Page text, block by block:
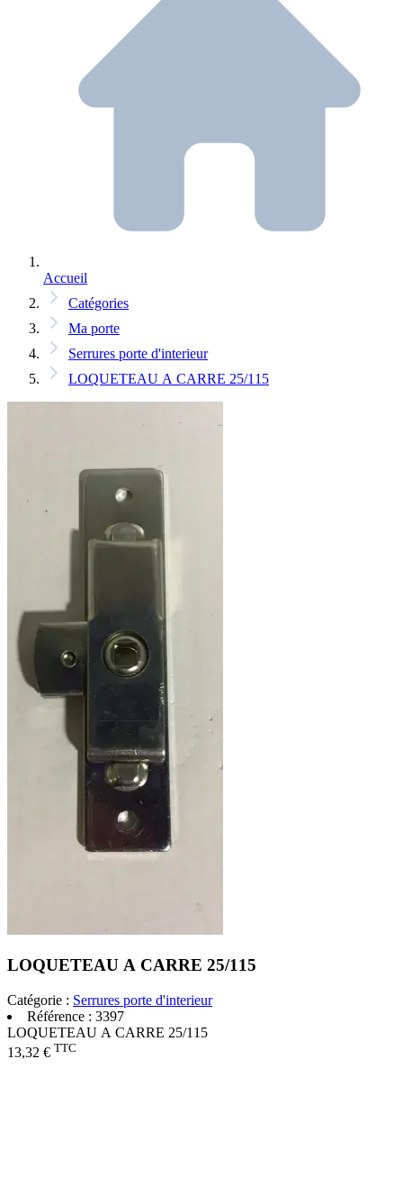
Accueil
Catégories
Ma porte
Serrures porte d'interieur
LOQUETEAU A CARRE 25/115
LOQUETEAU A CARRE 25/115
Catégorie : Serrures porte d'interieur
Référence : 3397
LOQUETEAU A CARRE 25/115
13,32 € TTC